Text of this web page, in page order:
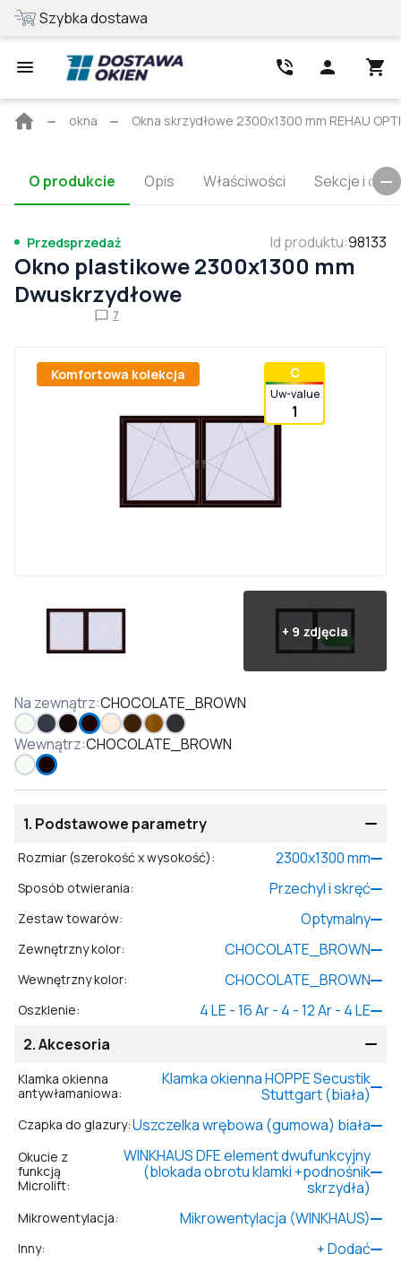
Strona
okna Okna skrzydłowe 2300x1300 mm REHAU
O produkcie Opis Właściwości Sekcje i
Przedsprzedaż Id produktu:98133
Okno plastikowe 2300x1300 mm
Dwuskrzydłowe
7
Komfortowa kolekcja С
Uw-value
1
+ 9 zdjęcia
Na zewnątrz:CHOCOLATE_BROWN
Wewnątrz:CHOCOLATE_BROWN
1. Podstawowe parametry
Rozmiar (szerokość x wysokość): 2300x1300mm
Sposób otwierania: Przechyl i skręć
Zestaw towarów: Optymalny
Zewnętrzny kolor: CHOCOLATE_BROWN
Wewnętrzny kolor: CHOCOLATE_BROWN
Oszklenie:
4 LE - 16 Ar - 4 - 12 Ar - 4 LE
2.Akcesoria
Klamka okienna
antywłamaniowa:
Klamka okienna HOPPE Secustik
Stuttgart (biała)
Czapka do glazury:Uszczelka wrębowa (gumowa) biała
Okucie z
funkcją
Microlift:
WINKHAUS DFE element dwufunkcyjny
(blokada obrotu klamki +podnośnik
skrzydła)
Mikrowentylacja: Mikrowentylacja (WINKHAUS)
Inny: +Dodać